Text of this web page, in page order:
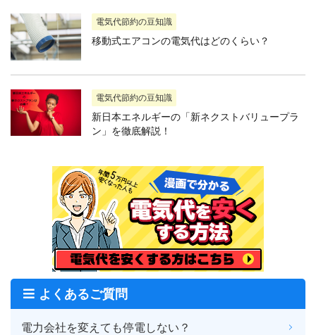
電気代節約の豆知識
移動式エアコンの電気代はどのくらい？
電気代節約の豆知識
新日本エネルギーの「新ネクストバリュープラ
ン」を徹底解説！
よくあるご質問
電力会社を変えても停電しない？